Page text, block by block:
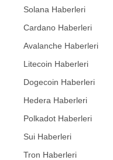
Solana Haberleri
Cardano Haberleri
Avalanche Haberleri
Litecoin Haberleri
Dogecoin Haberleri
Hedera Haberleri
Polkadot Haberleri
Sui Haberleri
Tron Haberleri